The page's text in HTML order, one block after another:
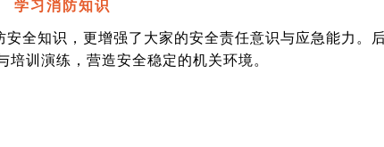
学习消防知识
全知识，更增强了大家的安全责任意识与应急能力。
训演练，营造安全稳定的机关环境。